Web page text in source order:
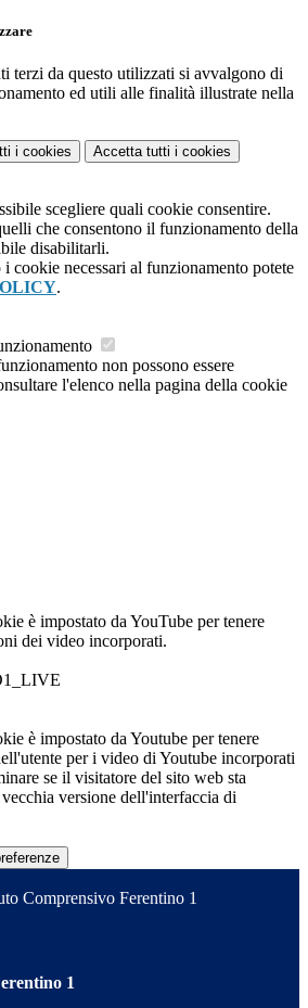
terzi da questo utilizzati si avvalgono di
ed utili alle finalità illustrate nella
i cookies Accetta tutti i cookies
scegliere quali cookie consentire.
che consentono il funzionamento della
disabilitarli.
cookie necessari al funzionamento potete
.
non possono essere
l'elenco nella pagina della cookie
è impostato da YouTube per tenere
dei video incorporati.
è impostato da Youtube per tenere
per i video di Youtube incorporati
se il visitatore del sito web sta
versione dell'interfaccia di
Comprensivo Ferentino 1
1